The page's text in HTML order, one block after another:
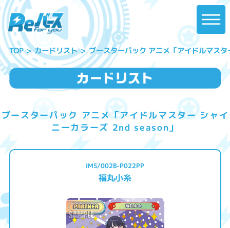
TOP カードリスト ブースターパック アニメ「アイドルマス
ブースターパック アニメ「アイドルマスター シャイ
ニーカラーズ 2nd season」
IMS/002B-P022PP
福丸小糸